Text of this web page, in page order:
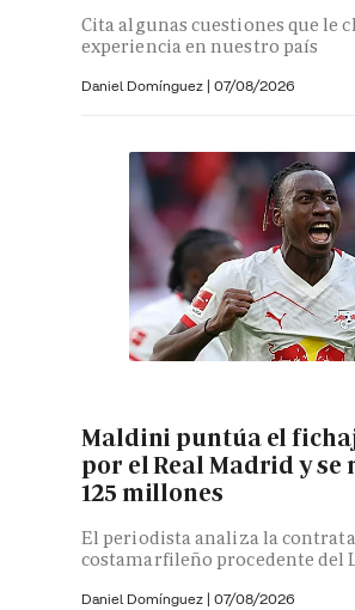
Cita algunas cuestiones que le
experiencia en nuestro país
Daniel Domínguez | 07/08/2026
Maldini puntúa el
por el Real Madrid y se
125 millones
El periodista analiza la
costamarfileño procedente del
Daniel Domínguez | 07/08/2026